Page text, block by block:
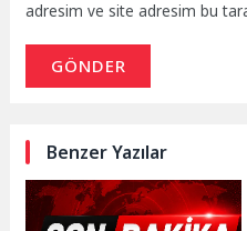
adresim ve site adresim bu
GÖNDER
Benzer Yazılar